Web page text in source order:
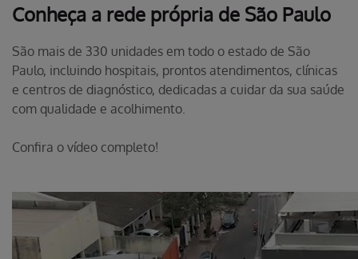
Conheça a rede própria de São Paulo
São mais de 330 unidades em todo o estado de São
Paulo, incluindo hospitais, prontos atendimentos, clínicas
e centros de diagnóstico, dedicadas a cuidar da sua saúde
com qualidade e acolhimento.
Confira o vídeo completo!